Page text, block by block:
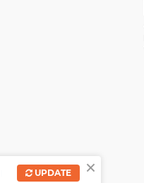
×
UPDATE